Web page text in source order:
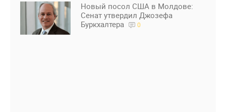
Новый посол США в Молдове:
Сенат утвердил Джозефа
Буркхалтера
0